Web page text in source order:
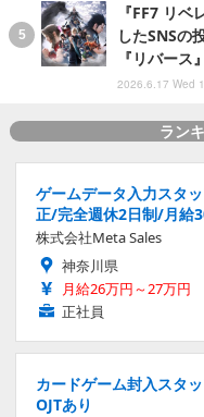
『FF7 リ
したSNSの
『リバース
2026.6.17 Wed
ラン
ゲームデータ入力スタ
正/完全週休2日制/月給
株式会社Meta Sales
神奈川県
月給26万円～27万円
正社員
カードゲーム封入スタ
OJTあり